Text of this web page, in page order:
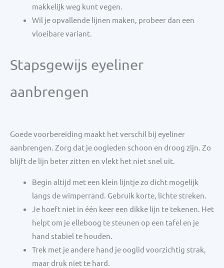
makkelijk weg kunt vegen.
Wil je opvallende lijnen maken, probeer dan een
vloeibare variant.
Stapsgewijs eyeliner
aanbrengen
Goede voorbereiding maakt het verschil bij eyeliner
aanbrengen. Zorg dat je oogleden schoon en droog zijn. Zo
blijft de lijn beter zitten en vlekt het niet snel uit.
Begin altijd met een klein lijntje zo dicht mogelijk
langs de wimperrand. Gebruik korte, lichte streken.
Je hoeft niet in één keer een dikke lijn te tekenen. Het
helpt om je elleboog te steunen op een tafel en je
hand stabiel te houden.
Trek met je andere hand je ooglid voorzichtig strak,
maar druk niet te hard.